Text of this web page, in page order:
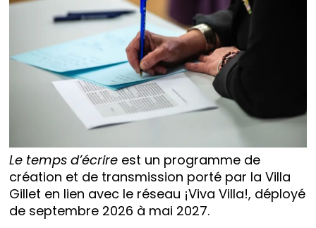
Le temps d’écrire est un programme de
création et de transmission porté par la Villa
Gillet en lien avec le réseau ¡Viva Villa!, déployé
de septembre 2026 à mai 2027.